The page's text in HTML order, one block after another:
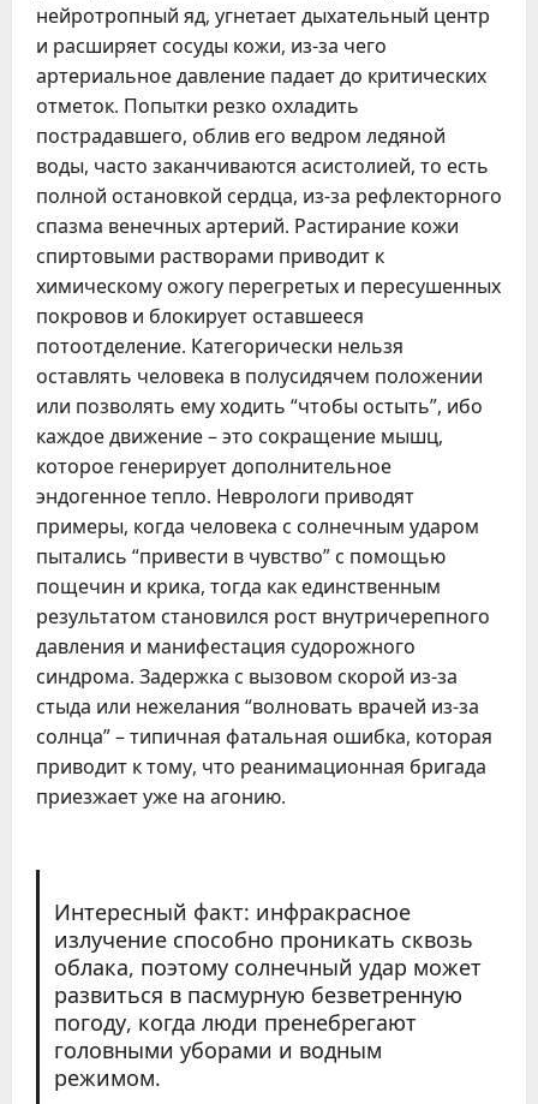
нейротропный яд, угнетает дыхательный центр
и расширяет сосуды кожи, из-за чего
артериальное давление падает до критических
отметок. Попытки резко охладить
пострадавшего, облив его ведром ледяной
воды, часто заканчиваются асистолией, то есть
полной остановкой сердца, из-за рефлекторного
спазма венечных артерий. Растирание кожи
спиртовыми растворами приводит к
химическому ожогу перегретых и пересушенных
покровов и блокирует оставшееся
потоотделение. Категорически нельзя
оставлять человека в полусидячем положении
или позволять ему ходить “чтобы остыть”, ибо
каждое движение – это сокращение мышц,
которое генерирует дополнительное
эндогенное тепло. Неврологи приводят
примеры, когда человека с солнечным ударом
пытались “привести в чувство” с помощью
пощечин и крика, тогда как единственным
результатом становился рост внутричерепного
давления и манифестация судорожного
синдрома. Задержка с вызовом скорой из-за
стыда или нежелания “волновать врачей из-за
солнца” – типичная фатальная ошибка, которая
приводит к тому, что реанимационная бригада
приезжает уже на агонию.
Интересный факт: инфракрасное
излучение способно проникать сквозь
облака, поэтому солнечный удар может
развиться в пасмурную безветренную
погоду, когда люди пренебрегают
головными уборами и водным
режимом.